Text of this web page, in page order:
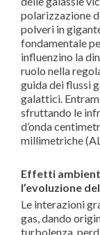
polarizzazione
polveri in
fondamentale
influenzino la
ruolo nella
guida dei flussi
galattici.
sfruttando le
d’onda
millimetriche
Effetti
l’evoluzione
Le interazioni
gas, dando
turbolenza,